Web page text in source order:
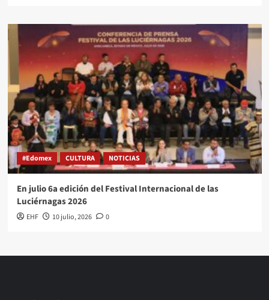
#Edomex CULTURA NOTICIAS
En julio 6a edición del Festival Internacional de las
Luciérnagas 2026
EHF 10 julio, 2026 0